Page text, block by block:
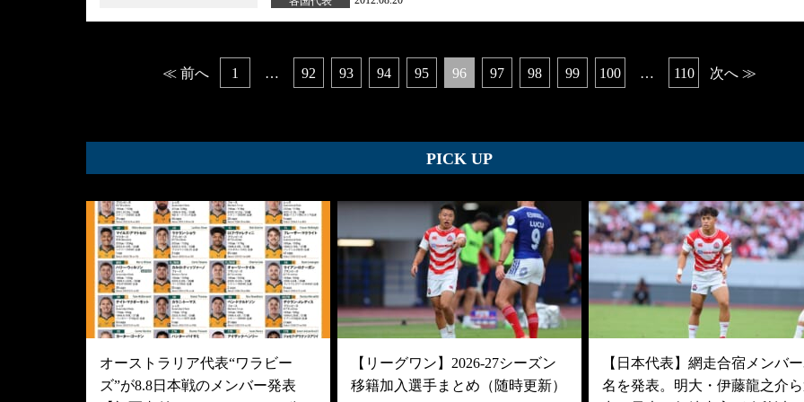
≪ 前へ 1 … 92 93 94 95 96 97 98 99 100 … 110 次へ ≫
PICK UP
オーストラリア代表“ワラビー
ズ”が8.8日本戦のメンバー発表
【リーグワン】2026-27シーズン
移籍加入選手まとめ（随時更新）
【日本代表】網走合宿メンバ
名を発表。明大・伊藤龍之介